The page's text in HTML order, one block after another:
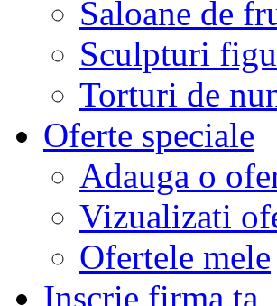
Saloane de
Sculpturi
Torturi de
Oferte speciale
Adauga o
Vizualizati
Ofertele mele
Inscrie firma ta